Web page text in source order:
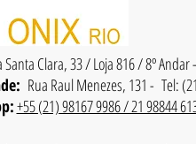
Santa Clara, 33 / Loja 816 / 8º Andar
Rua Raul Menezes, 131 - Tel:
+55 (21) 98167 9986 / 21 98844